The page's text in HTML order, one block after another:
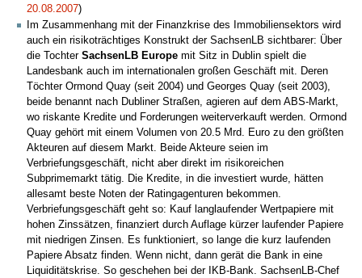
20.08.2007)
Im Zusammenhang mit der Finanzkrise des Immobiliensektors wird
auch ein risikoträchtiges Konstrukt der SachsenLB sichtbarer: Über
die Tochter SachsenLB Europe mit Sitz in Dublin spielt die
Landesbank auch im internationalen großen Geschäft mit. Deren
Töchter Ormond Quay (seit 2004) und Georges Quay (seit 2003),
beide benannt nach Dubliner Straßen, agieren auf dem ABS-Markt,
wo riskante Kredite und Forderungen weiterverkauft werden. Ormond
Quay gehört mit einem Volumen von 20.5 Mrd. Euro zu den größten
Akteuren auf diesem Markt. Beide Akteure seien im
Verbriefungsgeschäft, nicht aber direkt im risikoreichen
Subprimemarkt tätig. Die Kredite, in die investiert wurde, hätten
allesamt beste Noten der Ratingagenturen bekommen.
Verbriefungsgeschäft geht so: Kauf langlaufender Wertpapiere mit
hohen Zinssätzen, finanziert durch Auflage kürzer laufender Papiere
mit niedrigen Zinsen. Es funktioniert, so lange die kurz laufenden
Papiere Absatz finden. Wenn nicht, dann gerät die Bank in eine
Liquiditätskrise. So geschehen bei der IKB-Bank. SachsenLB-Chef